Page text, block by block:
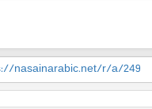
nasainarabic.net/r/a/249